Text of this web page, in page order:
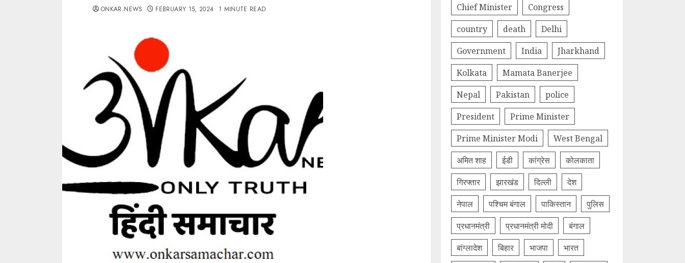
ONKAR NEWS FEBRUARY 15, 2024 1 MINUTE READ
Chief Minister
Congress
country
death
Delhi
Government
India
Jharkhand
Kolkata
Mamata Banerjee
Nepal
Pakistan
police
President
Prime Minister
Prime Minister Modi
West Bengal
अमित शाह
ईडी कांग्रेस
कोलकाता
गिरफ्तार
झारखंड दिल्‍ली
देश
नेपाल
पश्चिम बंगाल पाकिस्तान
पुलिस
प्रधानमंत्री
प्रधानमंत्री मोदी
बंगाल
बांग्लादेश
बिहार भाजपा
भारत